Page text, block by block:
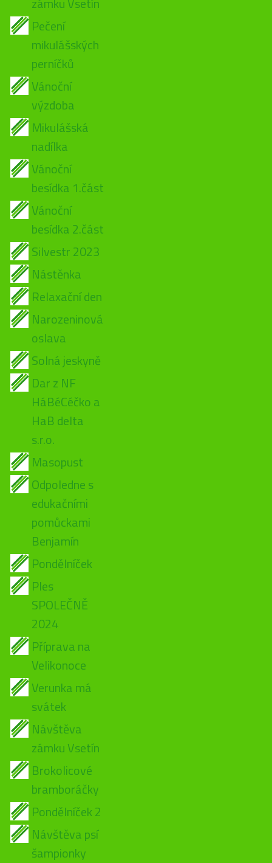
Pečení
mikulášských
perníčků
Vánoční
výzdoba
Mikulášská
nadílka
Vánoční
besídka 1.část
Vánoční
besídka 2.část
Silvestr 2023
Nástěnka
Relaxační den
Narozeninová
oslava
Solná jeskyně
Dar z NF
HáBéCéčko a
HaB delta
s.r.o.
Masopust
Odpoledne s
edukačními
pomůckami
Benjamín
Pondělníček
Ples
SPOLEČNĚ
2024
Příprava na
Velikonoce
Verunka má
svátek
Návštěva
zámku Vsetín
Brokolicové
bramboráčky
Pondělníček 2
Návštěva psí
šampionky